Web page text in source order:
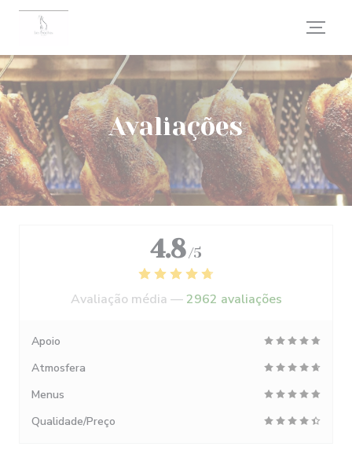
Painel de Gerenciamento de Cookies
Avaliações
4.8 /5
Avaliação média —2962 avaliações
Apoio
Atmosfera
Menus
Qualidade/Preço